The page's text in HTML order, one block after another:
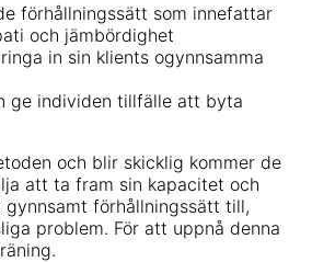
förhållningssätt som innefattar
och jämbördighet
in sin klients ogynnsamma
ge individen tillfälle att byta
och blir skicklig kommer de
att ta fram sin kapacitet och
förhållningssätt till,
problem. För att uppnå denna